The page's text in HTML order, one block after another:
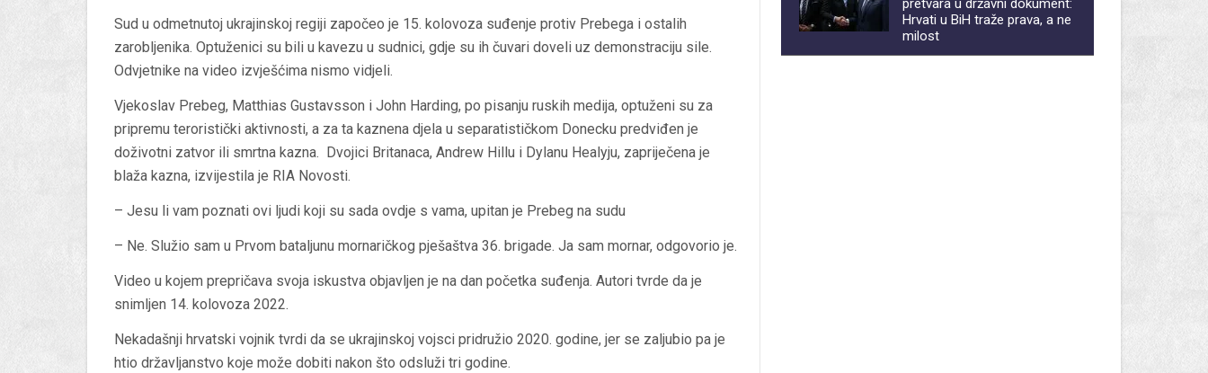
Sud u odmetnutoj ukrajinskoj regiji započeo je 15. kolovoza suđenje protiv Prebega i ostalih
zarobljenika. Optuženici su bili u kavezu u sudnici, gdje su ih čuvari doveli uz demonstraciju sile.
Odvjetnike na video izvješćima nismo vidjeli.
Vjekoslav Prebeg, Matthias Gustavsson i John Harding, po pisanju ruskih medija, optuženi su za
pripremu teroristički aktivnosti, a za ta kaznena djela u separatističkom Donecku predviđen je
doživotni zatvor ili smrtna kazna. Dvojici Britanaca, Andrew Hillu i Dylanu Healyju, zapriječena je
blaža kazna, izvijestila je RIA Novosti.
– Jesu li vam poznati ovi ljudi koji su sada ovdje s vama, upitan je Prebeg na sudu
– Ne. Služio sam u Prvom bataljunu mornaričkog pješaštva 36. brigade. Ja sam mornar, odgovorio je.
Video u kojem prepričava svoja iskustva objavljen je na dan početka suđenja. Autori tvrde da je
snimljen 14. kolovoza 2022.
Nekadašnji hrvatski vojnik tvrdi da se ukrajinskoj vojsci pridružio 2020. godine, jer se zaljubio pa je
htio državljanstvo koje može dobiti nakon što odsluži tri godine.
pretvara u državni dokument:
Hrvati u BiH traže prava, a ne
milost